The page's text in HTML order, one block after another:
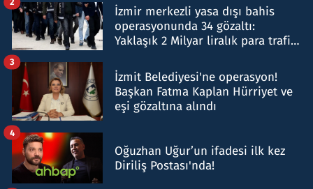
İzmir merkezli yasa dışı bahis
operasyonunda 34 gözaltı:
Yaklaşık 2 Milyar liralık para trafiği
İzmit Belediyesi'ne operasyon!
Başkan Fatma Kaplan Hürriyet ve
eşi gözaltına alındı
3
Oğuzhan Uğur’un ifadesi ilk kez
Diriliş Postası'nda!
4